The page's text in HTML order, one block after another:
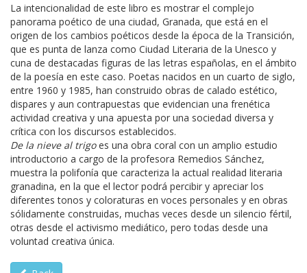
La intencionalidad de este libro es mostrar el complejo
panorama poético de una ciudad, Granada, que está en el
origen de los cambios poéticos desde la época de la Transición,
que es punta de lanza como Ciudad Literaria de la Unesco y
cuna de destacadas figuras de las letras españolas, en el ámbito
de la poesía en este caso. Poetas nacidos en un cuarto de siglo,
entre 1960 y 1985, han construido obras de calado estético,
dispares y aun contrapuestas que evidencian una frenética
actividad creativa y una apuesta por una sociedad diversa y
crítica con los discursos establecidos.
De la nieve al trigoes una obra coral con un amplio estudio
introductorio a cargo de la profesora Remedios Sánchez,
muestra la polifonía que caracteriza la actual realidad literaria
granadina, en la que el lector podrá percibir y apreciar los
diferentes tonos y coloraturas en voces personales y en obras
sólidamente construidas, muchas veces desde un silencio fértil,
otras desde el activismo mediático, pero todas desde una
voluntad creativa única.